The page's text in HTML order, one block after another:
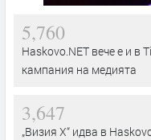
5,760
Haskovo.NET вече е и в
кампания на медията
3,647
„Визия Х“ идва в